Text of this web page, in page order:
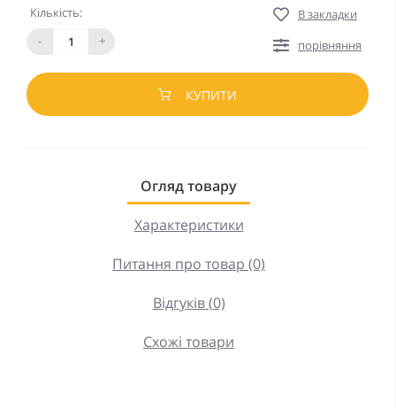
Кількість:
-
+
В закладки
порівняння
КУПИТИ
Огляд товару
Характеристики
Питання про товар (0)
Відгуків (0)
Схожі товари